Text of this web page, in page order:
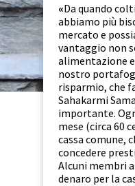
«Da quando
abbiamo più
mercato e
vantaggio non
alimentazione
nostro
risparmio, che
Sahakarmi
importante.
mese (circa 60
cassa comune,
concedere
Alcuni membri
denaro per la